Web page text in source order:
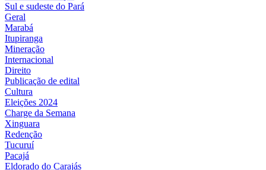
Sul e sudeste do Pará
Geral
Marabá
Itupiranga
Mineração
Internacional
Direito
Publicação de edital
Cultura
Eleições 2024
Charge da Semana
Xinguara
Redenção
Tucuruí
Pacajá
Eldorado do Carajás